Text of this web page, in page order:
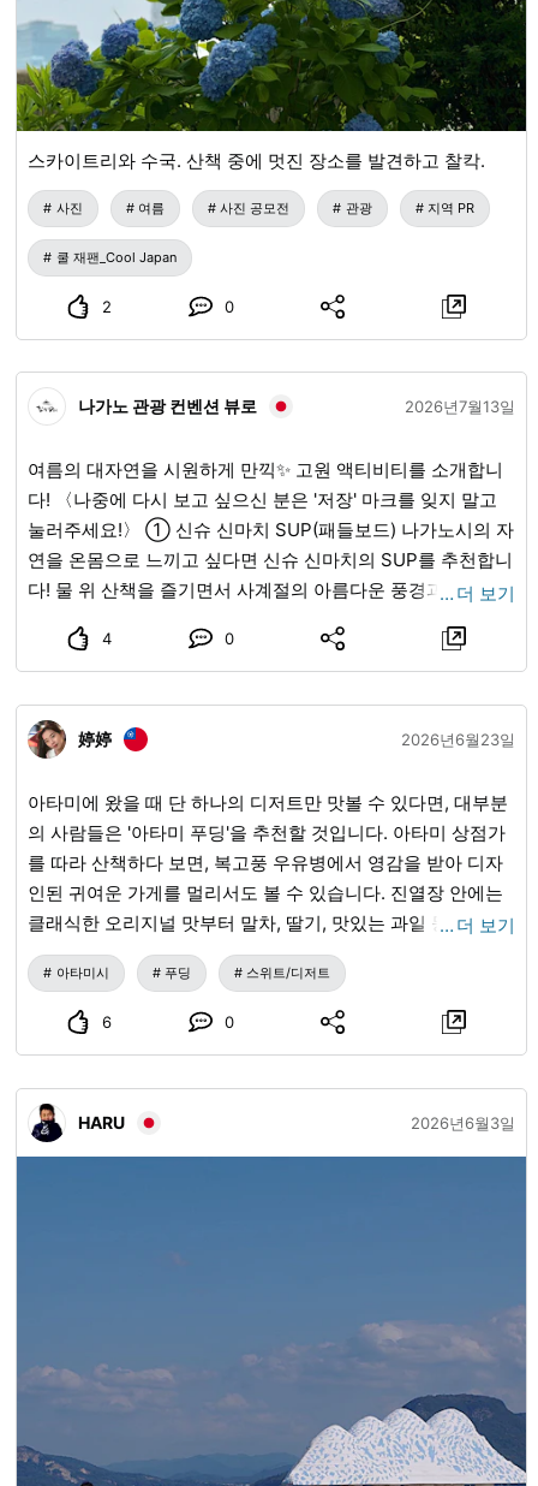
스카이트리와 수국. 산책 중에 멋진 장소를 발견하고 찰칵.
사진 여름 사진 공모전 관광 지역 PR
쿨 재팬_Cool Japan
2 0
나가노 관광 컨벤션 뷰로 2026년7월13일
여름의 대자연을 시원하게 만끽✨ 고원 액티비티를 소개합니
다! 〈나중에 다시 보고 싶으신 분은 '저장' 마크를 잊지 말고
눌러주세요!〉 ① 신슈 신마치 SUP(패들보드) 나가노시의 자
연을 온몸으로 느끼고 싶다면 신슈 신마치의 SUP를 추천합니
다! 물 위 산책을 즐기면서 사계절의 아름다운 풍경과 상쾌함
도 안심할 수 있습니다! ② 포레스트 어드벤처 나가노 나가노
상쾌한 바람과 대자연을 만끽하세요✨ 인스트럭터의 세심한
지원으로 누구나 안심하고 즐길 수 있습니다! ③ 토가쿠시 캠
한 캠프장입니다. 대자연 속에서 임간 학교나 가족 캠프 등에
최적입니다. 오토캠프 사이트는 350개 이상(프리 사이트)으
로 일본 최대 규모입니다! 취사장, 야외 화로, 온수 샤워, 수세
식 화장실, 매점 완비. 캠프장 내를 흐르는 강에서 물놀이도 즐
길 수 있습니다. 【영업 시간】2026년 4/25~11/4※예정
9:30~16:30까지 (당일 캠프 이용 시) 【예약】전화 또는 공식
웹사이트에서 예약 가능 【정기 휴일】겨울철 휴업 【주차
장】있음 (무료) #체험 #액티비티 #고원 #나가노시 #나가노
… 더 보기
4 0
婷婷 2026년6월23일
아타미에 왔을 때 단 하나의 디저트만 맛볼 수 있다면, 대부분
의 사람들은 '아타미 푸딩'을 추천할 것입니다. 아타미 상점가
를 따라 산책하다 보면, 복고풍 우유병에서 영감을 받아 디자
인된 귀여운 가게를 멀리서도 볼 수 있습니다. 진열장 안에는
클래식한 오리지널 맛부터 말차, 딸기, 맛있는 과일 등 한정판
까지 다양한 맛의 푸딩이 정갈하게 진열되어 있어, 그냥 지나
치기 어렵습니다. 이번에는 가장 클래식한 오리지널 맛 푸딩
을 선택했습니다. 병뚜껑을 열고 동봉된 캐러멜 소스를 뿌리
대 스타일의 소박한 맛이 느껴집니다. 캐러멜 소스는 적절한
쌉싸름함과 달콤함을 더해 전체적인 풍미를 더욱 풍부하게 만
듭니다. 단순해 보이지만, 가게가 재료와 제조 공정에 얼마나
방문할 기회가 있다면, 발걸음을 늦추고 아타미 푸딩 한 병을
맛보며 이 온천 마을만의 달콤한 매력을 느껴보세요.
… 더 보기
아타미시 푸딩 스위트/디저트
6 0
HARU 2026년6월3일